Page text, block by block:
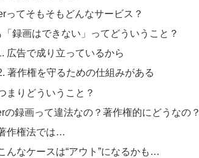
ってそもそもどんなサービス？
「録画はできない」ってどういうこと？
広告で成り立っているから
著作権を守るための仕組みがある
まりどういうこと？
の録画って違法なの？著作権的にどうなの？
作権法では…
んなケースは“アウト”になるかも…